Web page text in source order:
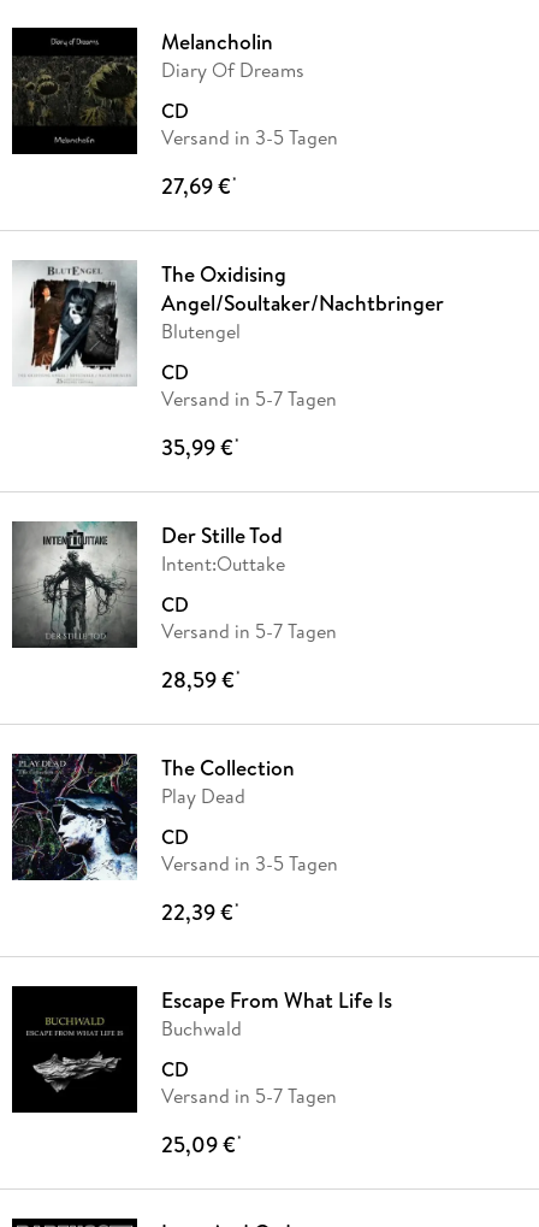
Melancholin
Diary Of Dreams
CD
Versand in 3-5 Tagen
27,69 €*
The Oxidising
Angel/Soultaker/Nachtbringer
Blutengel
CD
Versand in 5-7 Tagen
35,99 €*
Der Stille Tod
Intent:Outtake
CD
Versand in 5-7 Tagen
28,59 €*
The Collection
Play Dead
CD
Versand in 3-5 Tagen
22,39 €*
Escape From What Life Is
Buchwald
CD
Versand in 5-7 Tagen
25,09 €*